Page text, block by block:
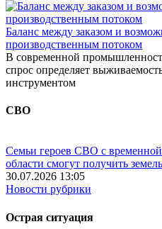
Баланс между заказом и
производственным потоком
В современной
спрос определяет
инструментом
СВО
Семьи героев СВО с временной
области смогут получить
30.07.2026 13:05
Новости рубрики
Острая ситуация